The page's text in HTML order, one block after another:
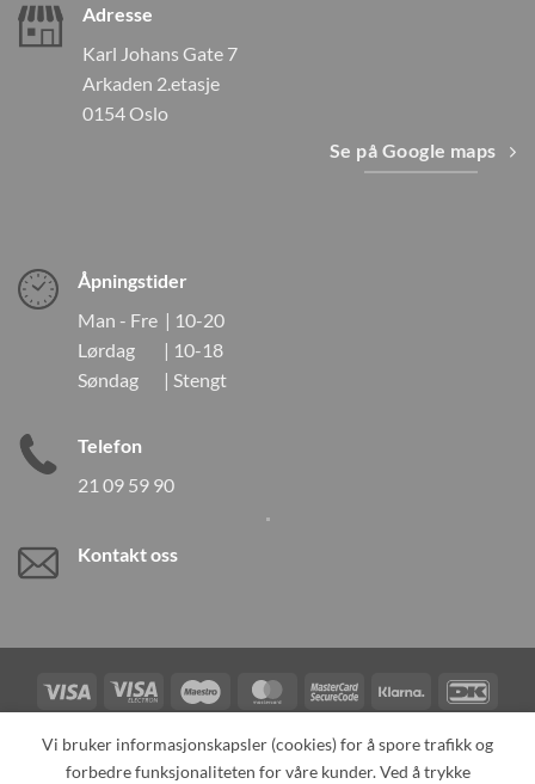
Adresse
Karl Johans Gate 7
Arkaden 2.etasje
0154 Oslo
Se på Google maps
Åpningstider
Man - Fre | 10-20
Lørdag | 10-18
Søndag | Stengt
Telefon
21 09 59 90
Kontakt oss
Visa
Visa
Electron
Maestro MasterCardMasterCard
2
Klarna
Card
TILBAKEKALLINGER KONTAKT OSS OM OSS
Vi bruker informasjonskapsler (cookies) for å spore trafikk og
forbedre funksjonaliteten for våre kunder. Ved å trykke